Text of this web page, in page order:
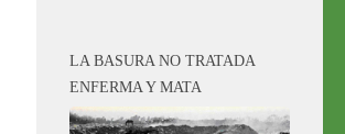
LA BASURA NO TRATADA
ENFERMA Y MATA